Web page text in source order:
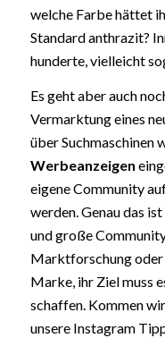
welche Farbe hättet
Standard anthrazit?
hunderte, vielleicht
Es geht aber auch
Vermarktung eines
über Suchmaschinen
Werbeanzeigen
eigene Community
werden. Genau das
und große
Marktforschung oder
Marke, ihr Ziel muss
schaffen. Kommen
unsere Instagram